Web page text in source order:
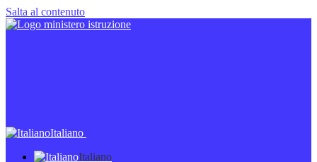
Salta al contenuto
Italiano
Italiano